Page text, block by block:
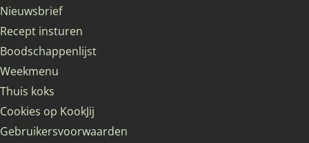
Nieuwsbrief
Recept insturen
Boodschappenlijst
Weekmenu
Thuis koks
Cookies op KookJij
Gebruikersvoorwaarden